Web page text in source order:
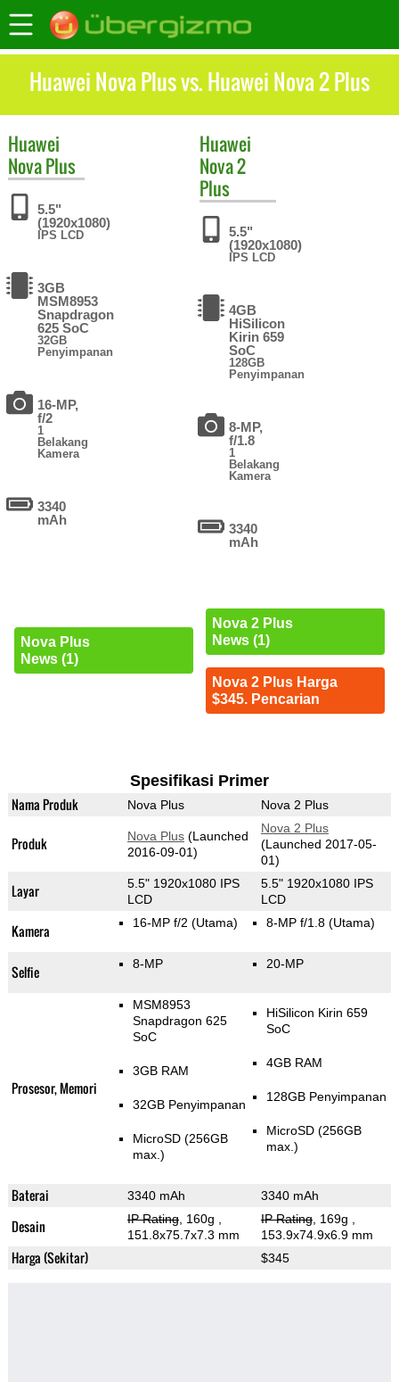
Huawei Nova Plus vs. Huawei Nova 2 Plus
Huawei
Nova Plus
5.5"
(1920x1080)
IPS LCD
3GB
MSM8953
Snapdragon
625 SoC
32GB
Penyimpanan
16-MP,
f/2
1
Belakang
Kamera
3340
mAh
Nova Plus
News (1)
Huawei
Nova 2
Plus
5.5"
(1920x1080)
IPS LCD
4GB
HiSilicon
Kirin 659
SoC
128GB
Penyimpanan
8-MP,
f/1.8
1
Belakang
Kamera
3340
mAh
Nova 2 Plus
News (1)
Nova 2 Plus Harga
$345. Pencarian
Spesifikasi Primer
Nama Produk Nova Plus Nova 2 Plus
Produk Nova Plus(Launched
2016-09-01)
Nova 2 Plus
(Launched 2017-05-
01)
Layar
5.5" 1920x1080 IPS
LCD
5.5" 1920x1080 IPS
LCD
Kamera 16-MP f/2 (Utama) 8-MP f/1.8 (Utama)
Selfie 8-MP 20-MP
Prosesor, Memori
MSM8953
Snapdragon 625
SoC
3GB RAM
32GB Penyimpanan
MicroSD (256GB
max.)
HiSilicon Kirin 659
SoC
4GB RAM
128GB Penyimpanan
MicroSD (256GB
max.)
Baterai 3340 mAh 3340 mAh
Desain IP Rating, 160g
151.8x75.7x7.3 mm
IP Rating, 169g
153.9x74.9x6.9 mm
Harga (Sekitar) $345